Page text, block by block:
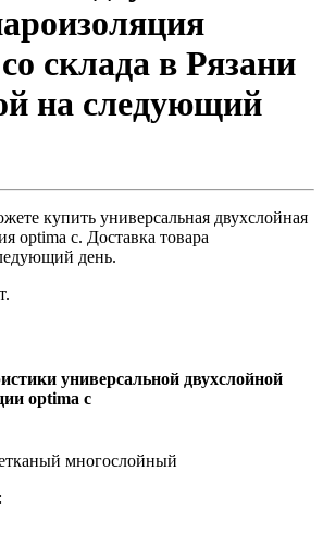
склада в Рязани
на следующий
купить универсальная двухслойная
optima c. Доставка товара
день.
универсальной двухслойной
optima c
многослойный